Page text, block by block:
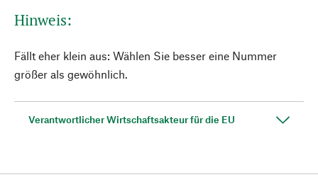
Hinweis:
Fällt eher klein aus: Wählen Sie besser eine Nummer
größer als gewöhnlich.
Verantwortlicher Wirtschaftsakteur für die EU